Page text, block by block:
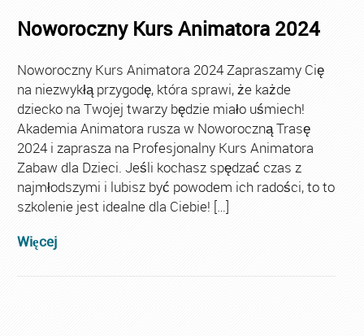
Noworoczny Kurs Animatora 2024
Noworoczny Kurs Animatora 2024 Zapraszamy Cię
na niezwykłą przygodę, która sprawi, że każde
dziecko na Twojej twarzy będzie miało uśmiech!
Akademia Animatora rusza w Noworoczną Trasę
2024 i zaprasza na Profesjonalny Kurs Animatora
Zabaw dla Dzieci. Jeśli kochasz spędzać czas z
najmłodszymi i lubisz być powodem ich radości, to to
szkolenie jest idealne dla Ciebie! […]
Więcej